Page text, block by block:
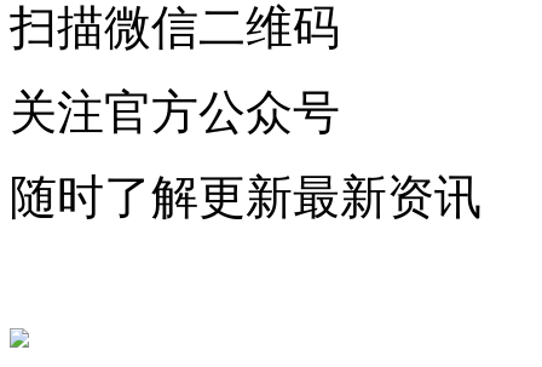
扫描微信二维码
关注官方公众号
随时了解更新最新资讯